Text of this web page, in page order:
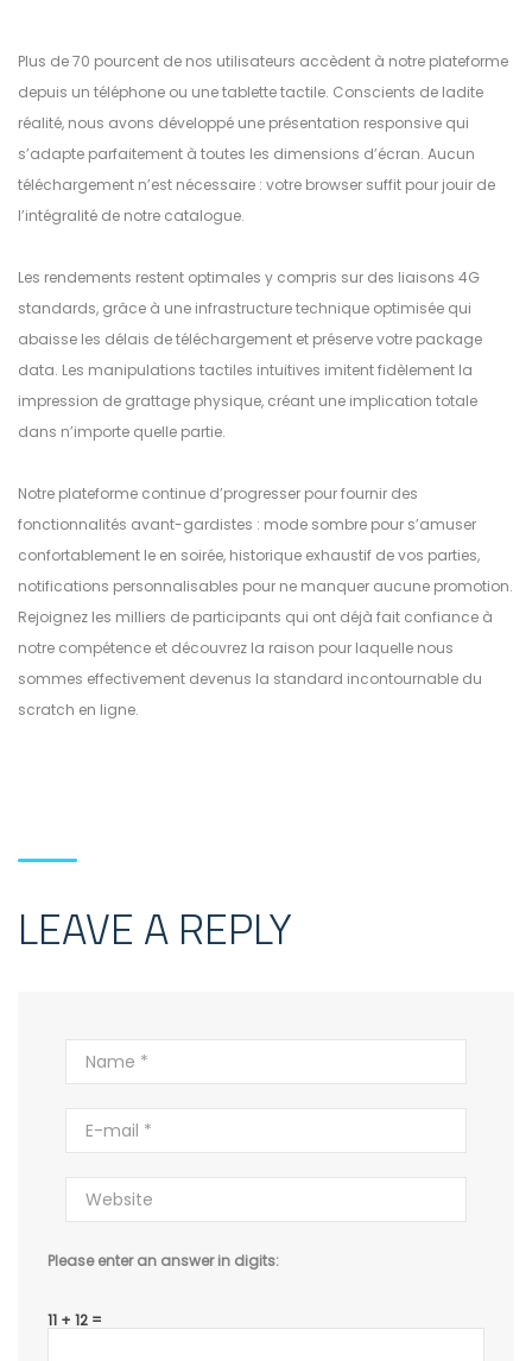
Plus de 70 pourcent de nos utilisateurs accèdent à notre plateforme
depuis un téléphone ou une tablette tactile. Conscients de ladite
réalité, nous avons développé une présentation responsive qui
s’adapte parfaitement à toutes les dimensions d’écran. Aucun
téléchargement n’est nécessaire : votre browser suffit pour jouir de
l’intégralité de notre catalogue.
Les rendements restent optimales y compris sur des liaisons 4G
standards, grâce à une infrastructure technique optimisée qui
abaisse les délais de téléchargement et préserve votre package
data. Les manipulations tactiles intuitives imitent fidèlement la
impression de grattage physique, créant une implication totale
dans n’importe quelle partie.
Notre plateforme continue d’progresser pour fournir des
fonctionnalités avant-gardistes : mode sombre pour s’amuser
confortablement le en soirée, historique exhaustif de vos parties,
notifications personnalisables pour ne manquer aucune promotion.
Rejoignez les milliers de participants qui ont déjà fait confiance à
notre compétence et découvrez la raison pour laquelle nous
sommes effectivement devenus la standard incontournable du
scratch en ligne.
LEAVE A REPLY
Please enter an answer in digits:
11 + 12 =